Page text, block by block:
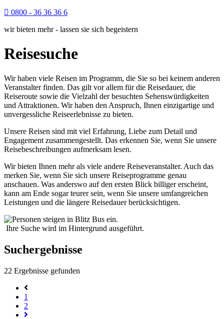
0800 - 36 36 36 6
wir bieten mehr - lassen sie sich begeistern
Reisesuche
Wir haben viele Reisen im Programm, die Sie so bei keinem anderen
Veranstalter finden. Das gilt vor allem für die Reisedauer, die
Reiseroute sowie die Vielzahl der besuchten Sehenswürdigkeiten
und Attraktionen. Wir haben den Anspruch, Ihnen einzigartige und
unvergessliche Reiseerlebnisse zu bieten.
Unsere Reisen sind mit viel Erfahrung, Liebe zum Detail und
Engagement zusammengestellt. Das erkennen Sie, wenn Sie unsere
Reisebeschreibungen aufmerksam lesen.
Wir bieten Ihnen mehr als viele andere Reiseveranstalter. Auch das
merken Sie, wenn Sie sich unsere Reiseprogramme genau
anschauen. Was anderswo auf den ersten Blick billiger erscheint,
kann am Ende sogar teurer sein, wenn Sie unsere umfangreichen
Leistungen und die längere Reisedauer berücksichtigen.
Ihre Suche wird im Hintergrund ausgeführt.
Suchergebnisse
22 Ergebnisse gefunden
1
2